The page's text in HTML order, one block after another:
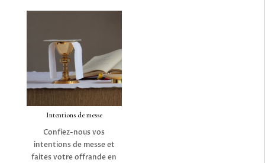
Intentions de messe
Confiez-nous vos
intentions de messe et
faites votre offrande en